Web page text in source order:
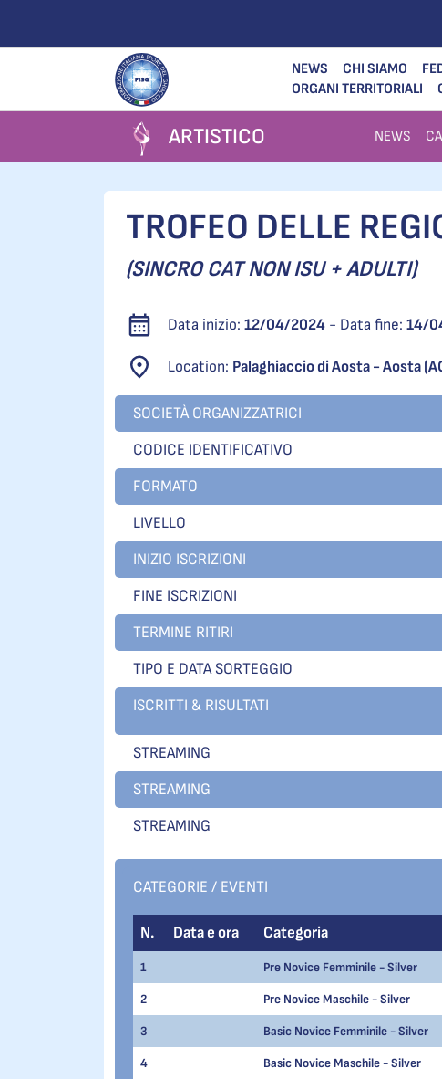
NEWS CHI SIAMO
ORGANI TERRITORIALI
ARTISTICO NEWS
TROFEO DELLE
(SINCRO CAT NON ISU + ADULTI)
Data inizio: 12/04/2024 - Data fine: 14/
Location: Palaghiaccio di Aosta - Aosta
SOCIETÀ ORGANIZZATRICI
CODICE IDENTIFICATIVO
FORMATO
LIVELLO
INIZIO ISCRIZIONI
FINE ISCRIZIONI
TERMINE RITIRI
TIPO E DATA SORTEGGIO
ISCRITTI & RISULTATI
STREAMING
STREAMING
STREAMING
CATEGORIE / EVENTI
N. Data e ora Categoria
1 Pre Novice Femminile - Silver
2 Pre Novice Maschile - Silver
3 Basic Novice Femminile - Silver
4 Basic Novice Maschile - Silver